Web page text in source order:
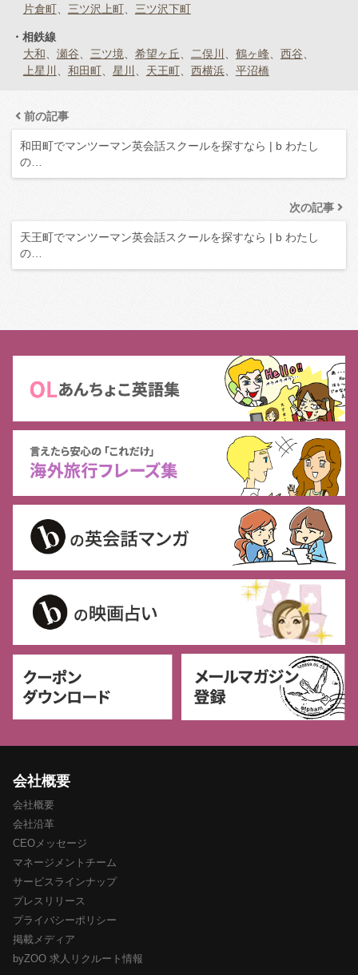
片倉町
三ツ沢上町 三ツ沢下町
相鉄線
大和
瀬谷 三ツ境 希望ヶ丘 二俣川 鶴ヶ峰
西谷
上星川
和田町 星川 天王町 西横浜 平沼橋
前の記事
和田町でマンツーマン英会話スクールを探すなら | b わたし
の…
次の記事
天王町でマンツーマン英会話スクールを探すなら | b わたし
の…
会社概要
会社概要
会社沿革
CEOメッセージ
マネージメントチーム
サービスラインナップ
プレスリリース
プライバシーポリシー
掲載メディア
byZOO 求人リクルート情報